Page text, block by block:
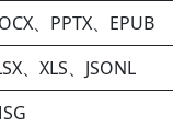
、PPTX、EPUB
、XLS、JSONL